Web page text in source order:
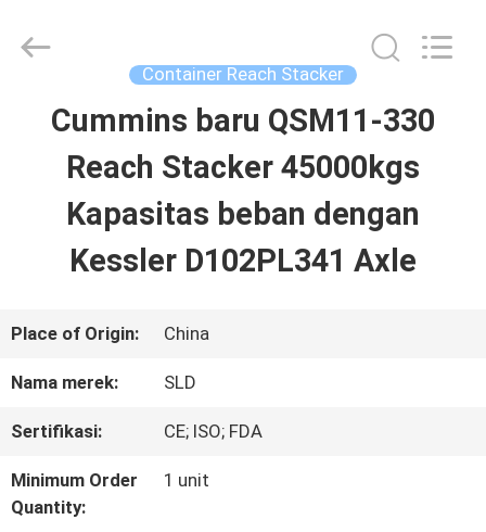
RUMAH
PRODUK
TENTANG
KAMI
Development
Container Reach Stacker
Cummins baru QSM11-330
Reach Stacker 45000kgs
Kapasitas beban dengan
Kessler D102PL341 Axle
Place of Origin: China
Nama merek: SLD
Sertifikasi: CE; ISO; FDA
Minimum Order
Quantity:
1 unit